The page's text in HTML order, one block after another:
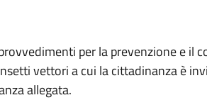
per la prevenzione e il
vettori a cui la cittadinanza è
allegata.